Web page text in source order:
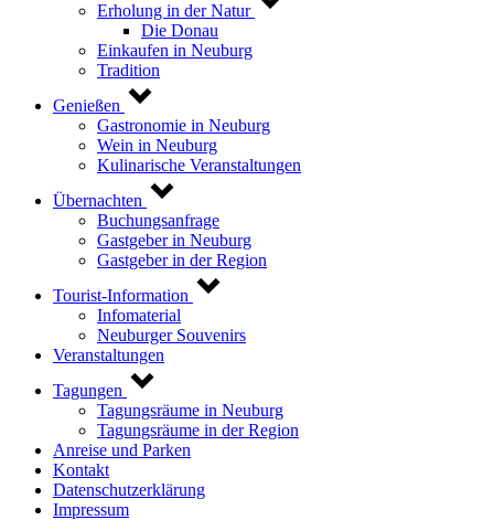
Erholung in der Natur
Die Donau
Einkaufen in Neuburg
Tradition
Genießen
Gastronomie in Neuburg
Wein in Neuburg
Kulinarische Veranstaltungen
Übernachten
Buchungsanfrage
Gastgeber in Neuburg
Gastgeber in der Region
Tourist-Information
Infomaterial
Neuburger Souvenirs
Veranstaltungen
Tagungen
Tagungsräume in Neuburg
Tagungsräume in der Region
Anreise und Parken
Kontakt
Datenschutzerklärung
Impressum